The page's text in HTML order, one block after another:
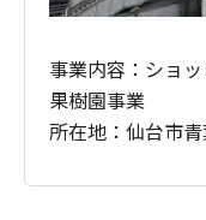
事業内容：ショ
果樹園事業
所在地：仙台市